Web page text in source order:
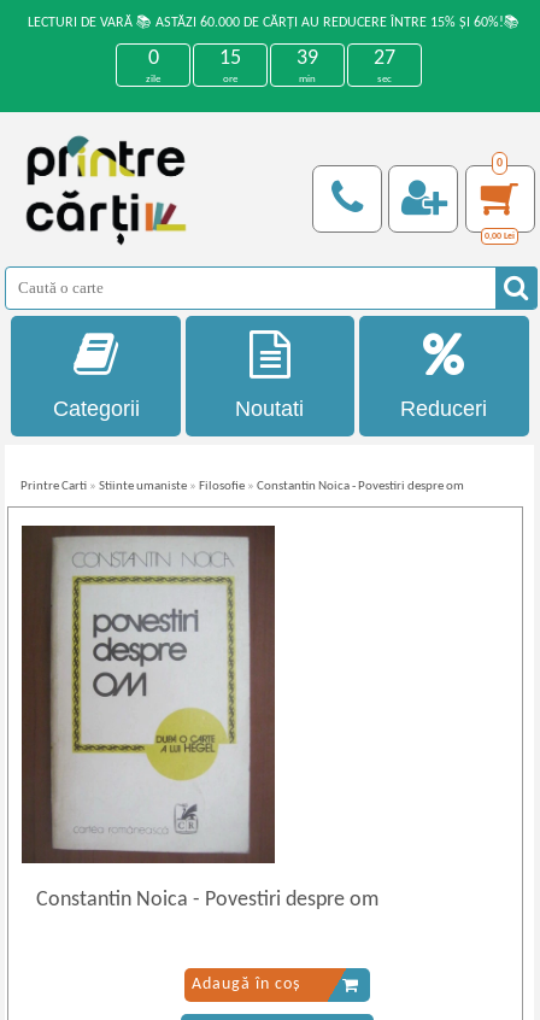
LECTURI DE VARĂ 📚 ASTĂZI 60.000 DE CĂRȚI AU REDUCERE ÎNTRE 15% ȘI 60%!📚
0
zile
15
ore
39
min
26
sec
0
0,00 Lei
Categorii Noutati Reduceri
Printre Carti »Stiinte umaniste » Filosofie »Constantin Noica - Povestiri despre om
Constantin Noica- Povestiri despre om
Adaugă în coș